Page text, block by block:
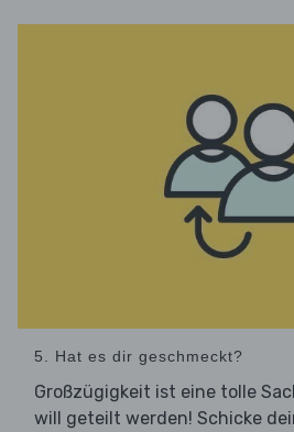
5. Hat es dir geschmeckt?
Großzügigkeit ist eine tolle
will geteilt werden! Schicke